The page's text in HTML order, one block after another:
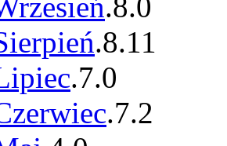
.8.0
.8.11
.7.0
.7.2